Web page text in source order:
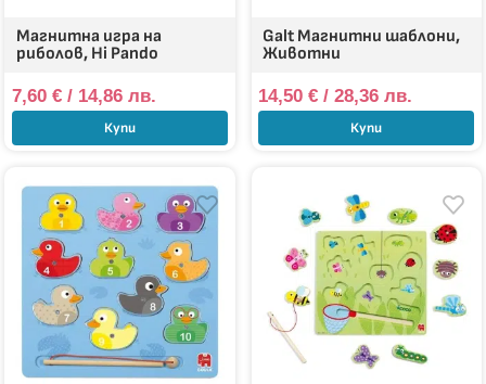
Магнитна игра на
риболов, Hi Pando
7,60 €/ 14,86 лв.
Купи
Galt Магнитни шаблони,
Животни
14,50 €/ 28,36 лв.
Купи